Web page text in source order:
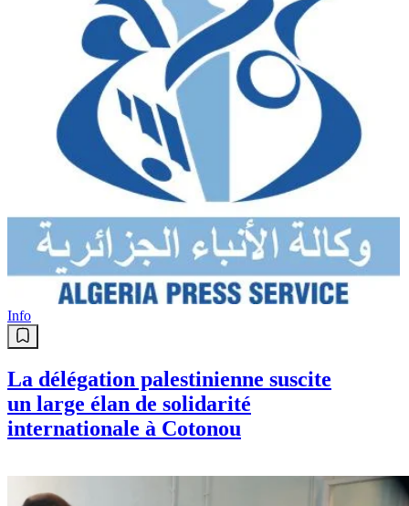
Info
La délégation palestinienne suscite
un large élan de solidarité
internationale à Cotonou